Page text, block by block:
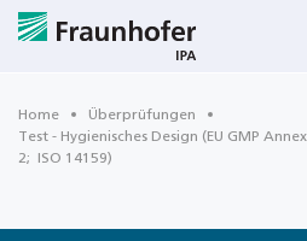
Home
Überprüfungen
Test - Hygienisches Design (EU GMP
2; ISO 14159)